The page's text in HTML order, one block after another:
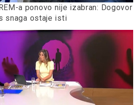
a ponovo nije izabran: Dogovor
snaga ostaje isti